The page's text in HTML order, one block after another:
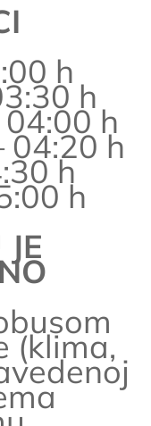
h
h
04:00 h
04:20 h
h
h
(klima,